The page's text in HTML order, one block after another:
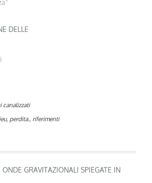
DELLE
canalizzati
, perdita., riferimenti
ONDE GRAVITAZIONALI SPIEGATE IN